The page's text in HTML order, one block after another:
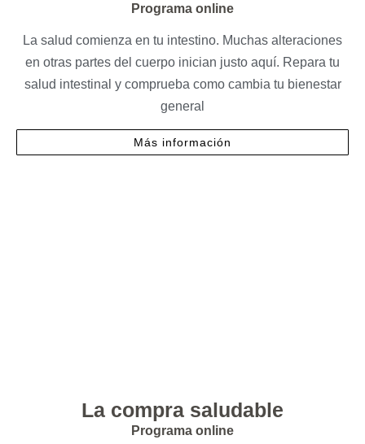
Programa online
La salud comienza en tu intestino. Muchas alteraciones
en otras partes del cuerpo inician justo aquí. Repara tu
salud intestinal y comprueba como cambia tu bienestar
general
Más información
La compra saludable
Programa online